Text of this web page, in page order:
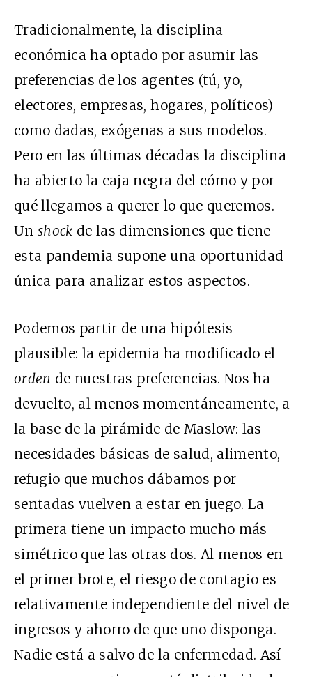
Tradicionalmente, la disciplina
económica ha optado por asumir las
preferencias de los agentes (tú, yo,
electores, empresas, hogares, políticos)
como dadas, exógenas a sus modelos.
Pero en las últimas décadas la disciplina
ha abierto la caja negra del cómo y por
qué llegamos a querer lo que queremos.
Unshock de las dimensiones que tiene
esta pandemia supone una oportunidad
única para analizar estos aspectos.
Podemos partir de una hipótesis
plausible: la epidemia ha modificado el
orden de nuestras preferencias. Nos ha
devuelto, al menos momentáneamente, a
la base de la pirámide de Maslow: las
necesidades básicas de salud, alimento,
refugio que muchos dábamos por
sentadas vuelven a estar en juego. La
primera tiene un impacto mucho más
simétrico que las otras dos. Al menos en
el primer brote, el riesgo de contagio es
relativamente independiente del nivel de
ingresos y ahorro de que uno disponga.
Nadie está a salvo de la enfermedad. Así